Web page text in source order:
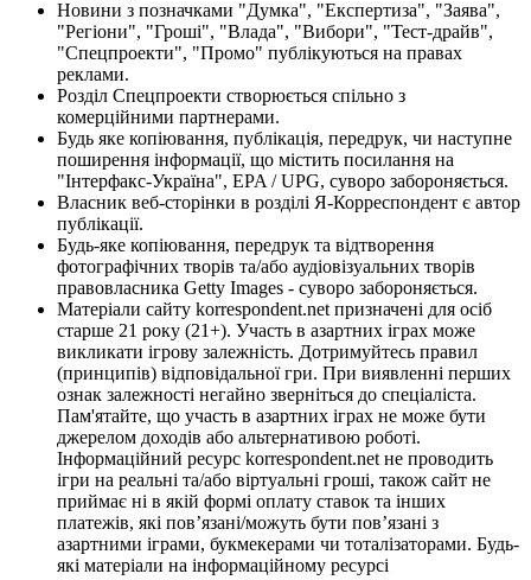
Новини з позначками "Думка", "Експертиза", "Заява",
"Регіони", "Гроші", "Влада", "Вибори", "Тест-драйв",
"Спецпроекти", "Промо" публікуються на правах
реклами.
Розділ Спецпроекти створюється спільно з
комерційними партнерами.
Будь яке копіювання, публікація, передрук, чи наступне
поширення інформації, що містить посилання на
"Інтерфакс-Україна", EPA / UPG, суворо забороняється.
Власник веб-сторінки в розділі Я-Корреспондент є автор
публікації.
Будь-яке копіювання, передрук та відтворення
фотографічних творів та/або аудіовізуальних творів
правовласника Getty Images - суворо забороняється.
Матеріали сайту korrespondent.net призначені для осіб
старше 21 року (21+). Участь в азартних іграх може
викликати ігрову залежність. Дотримуйтесь правил
(принципів) відповідальної гри. При виявленні перших
ознак залежності негайно зверніться до спеціаліста.
Пам'ятайте, що участь в азартних іграх не може бути
джерелом доходів або альтернативою роботі.
Інформаційний ресурс korrespondent.net не проводить
ігри на реальні та/або віртуальні гроші, також сайт не
приймає ні в якій формі оплату ставок та інших
платежів, які пов’язані/можуть бути пов’язані з
азартними іграми, букмекерами чи тоталізаторами. Будь-
які матеріали на інформаційному ресурсі